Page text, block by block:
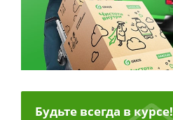
Будьте всегда в курсе!